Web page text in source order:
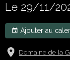
Le 29/11/
Ajouter au
Domaine de la